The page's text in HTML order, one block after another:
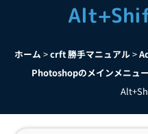
ホーム >crft 勝手マニュアル>
Photoshopのメインメニュー